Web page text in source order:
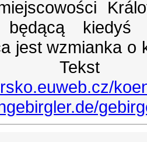
będącą kiedyś
jest wzmianka o